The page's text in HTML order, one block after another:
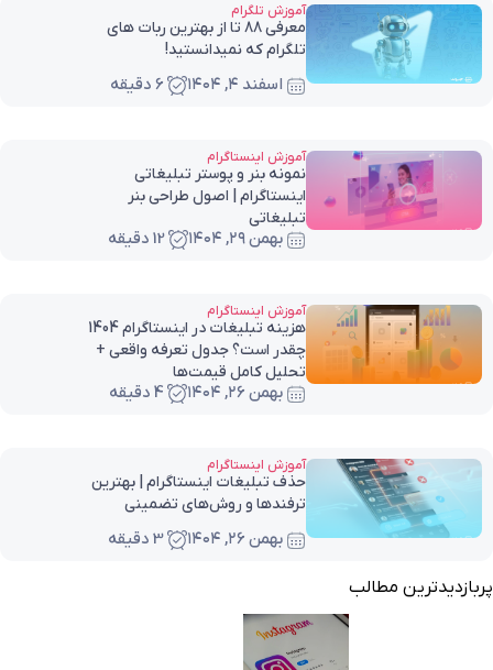
آموزش تلگرام
معرفی 88 تا از بهترین ربات های
تلگرام که نمیدانستید!
اسفند ۴, ۱۴۰۴ 6 دقیقه
آموزش اینستاگرام
نمونه بنر و پوستر تبلیغاتی
اینستاگرام | اصول طراحی بنر
تبلیغاتی
بهمن ۲۹, ۱۴۰۴ 12 دقیقه
آموزش اینستاگرام
هزینه تبلیغات در اینستاگرام 1404
چقدر است؟ جدول تعرفه واقعی +
تحلیل کامل قیمت‌ها
بهمن ۲۶, ۱۴۰۴ 4 دقیقه
آموزش اینستاگرام
حذف تبلیغات اینستاگرام | بهترین
ترفندها و روش‌های تضمینی
بهمن ۲۶, ۱۴۰۴ 3 دقیقه
پربازدیدترین مطالب